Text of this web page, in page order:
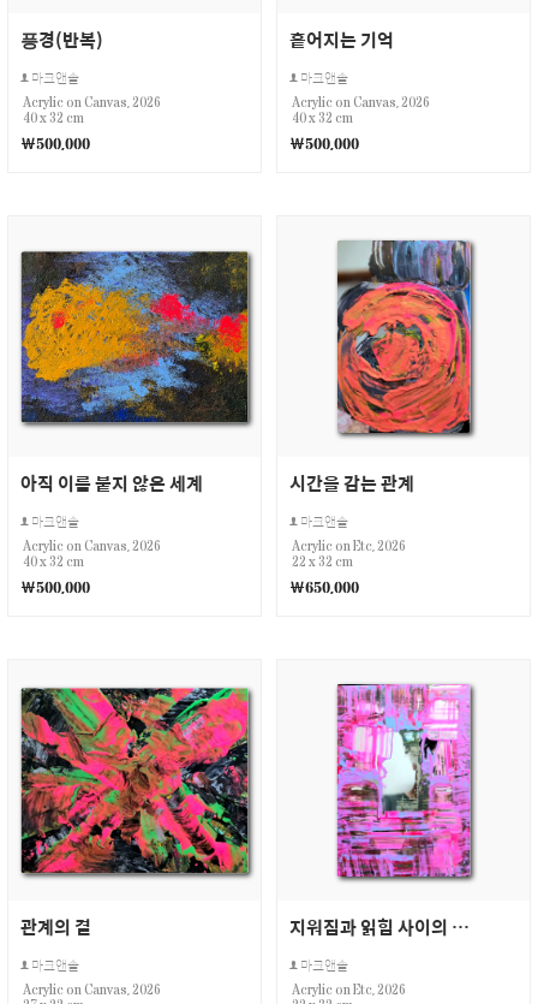
픙경(반복)
마크앤솔
Acrylic on Canvas, 2026
40 x 32 cm
￦500,000
흩어지는 기억
마크앤솔
Acrylic on Canvas, 2026
40 x 32 cm
￦500,000
아직 이름 붙지 않은 세계
마크앤솔
Acrylic on Canvas, 2026
40 x 32 cm
￦500,000
시간을 감는 관계
마크앤솔
Acrylic on Etc, 2026
22 x 32 cm
￦650,000
관계의 결
마크앤솔
Acrylic on Canvas, 2026
지워짐과 읽힘 사이의 속도
마크앤솔
Acrylic on Etc, 2026